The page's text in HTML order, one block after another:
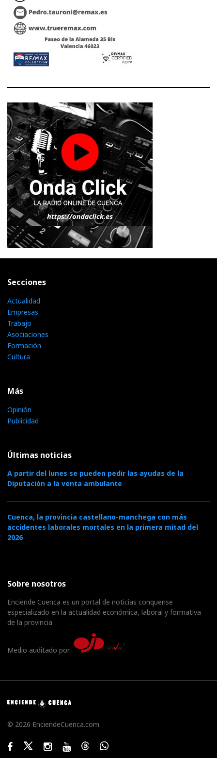
Secciones
Actualidad
Empresas
Trabajo
Asociaciones
Formación
Cultura
Más
Opinión
Publicidad
Últimas noticias
A partir del lunes se pueden pedir las ayudas de la
Diputación a la venta ambulante
Cuenca, la provincia castellano-manchega con más
accidentes laborales mortales en la primera mitad del
2026
Sobre nosotros
Enciende Cuenca es un portal de noticias conquense
especializado en la actualidad económica, laboral y formativa
de la provincia
Medio auditado por
© 2026 EnciendeCuenca.com
FacebookTwitterInstagramYoutubeThreadsWhatsApp